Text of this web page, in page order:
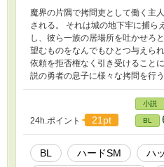
魔界の片隅で拷問吏として働く主
される。 それは城の地下牢に捕ら
し、彼ら一族の居場所を吐かせろ
望むものをなんでもひとつ与えら
依頼を拒否権なく引き受けること
説の勇者の息子に様々な拷問を行う
24h.ポイント 21pt
小説
BL
BL ハードSM
ハ